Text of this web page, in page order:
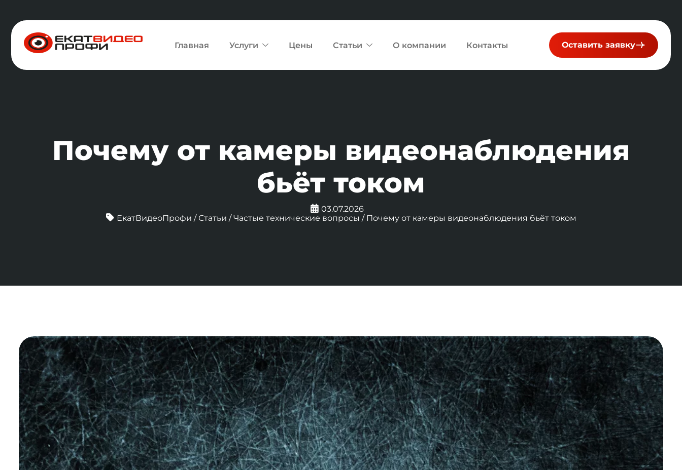
Главная Услуги Цены Статьи О компании Контакты Оставить заявку
Почему от камеры видеонаблюдения
бьёт током
03.07.2026
ЕкатВидеоПрофи / Статьи / Частые технические вопросы /Почему от камеры видеонаблюдения бьёт током